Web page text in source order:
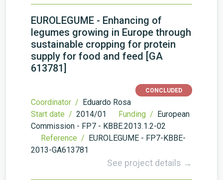
EUROLEGUME - Enhancing of
legumes growing in Europe through
sustainable cropping for protein
supply for food and feed [GA
613781]
CONCLUDED
Coordinator / Eduardo Rosa
Start date / 2014/01 Funding / European
Commission - FP7 - KBBE.2013.1.2-02
Reference / EUROLEGUME - FP7-KBBE-
2013-GA613781
See project details →